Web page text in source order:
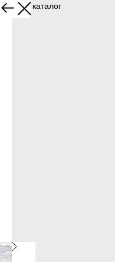
Назад в каталог